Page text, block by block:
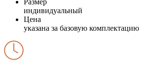
индивидуальный
Цена
указана за базовую комплектацию